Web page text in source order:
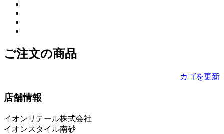
ご注文の商品
カゴを更新
店舗情報
イオンリテール株式会社
イオンスタイル南砂